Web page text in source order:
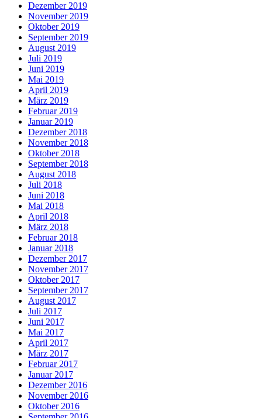
Dezember 2019
November 2019
Oktober 2019
September 2019
August 2019
Juli 2019
Juni 2019
Mai 2019
April 2019
März 2019
Februar 2019
Januar 2019
Dezember 2018
November 2018
Oktober 2018
September 2018
August 2018
Juli 2018
Juni 2018
Mai 2018
April 2018
März 2018
Februar 2018
Januar 2018
Dezember 2017
November 2017
Oktober 2017
September 2017
August 2017
Juli 2017
Juni 2017
Mai 2017
April 2017
März 2017
Februar 2017
Januar 2017
Dezember 2016
November 2016
Oktober 2016